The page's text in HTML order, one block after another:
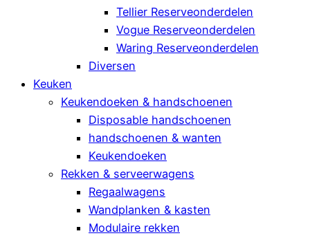
Tellier Reserveonderdelen
Vogue Reserveonderdelen
Waring Reserveonderdelen
Diversen
Keuken
Keukendoeken & handschoenen
Disposable handschoenen
handschoenen & wanten
Keukendoeken
Rekken & serveerwagens
Regaalwagens
Wandplanken & kasten
Modulaire rekken